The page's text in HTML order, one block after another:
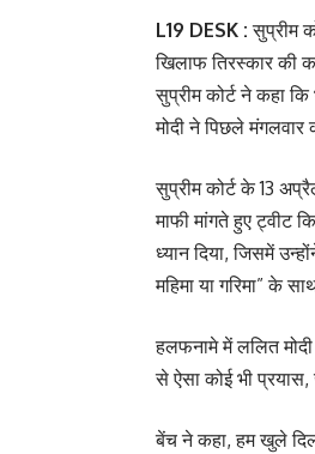
L19 DESK : सुप्रीम
खि‍लाफ तिरस्कार की
सुप्रीम कोर्ट ने कहा
मोदी ने पिछले मंगलवार
सुप्रीम कोर्ट के 13
माफी मांगते हुए ट्वीट
ध्यान दिया, जिसमें
महिमा या गरिमा” के
हलफनामे में ललित मोदी
से ऐसा कोई भी प्रयास,
बेंच ने कहा, हम खुले दिल